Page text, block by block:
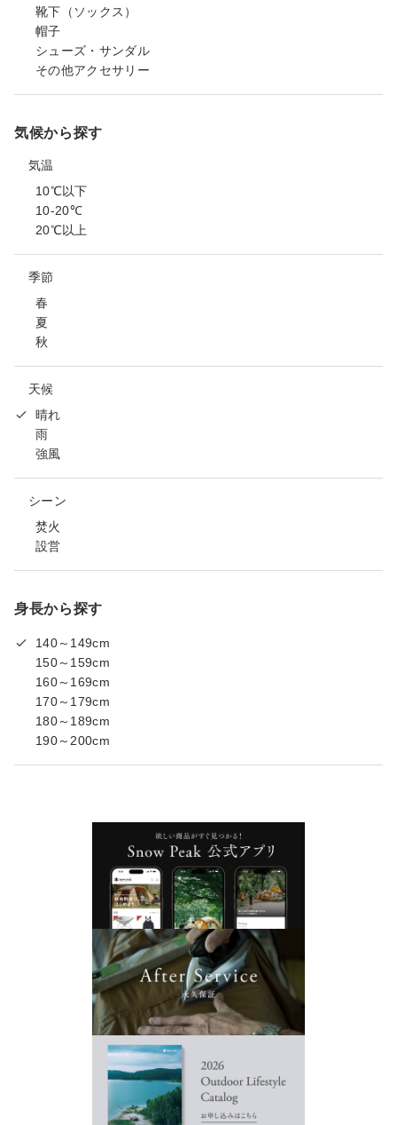
靴下（ソックス）
帽子
シューズ・サンダル
その他アクセサリー
気候から探す
気温
10℃以下
10-20℃
20℃以上
季節
春
夏
秋
天候
晴れ
雨
強風
シーン
焚火
設営
身長から探す
140～149cm
150～159cm
160～169cm
170～179cm
180～189cm
190～200cm